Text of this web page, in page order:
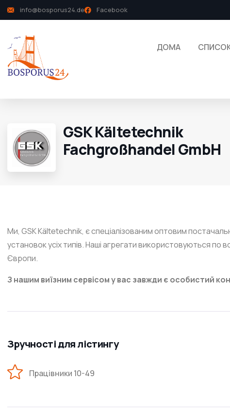
info@bosporus24.de Facebook
ДОМА
GSK Kältetechnik
Fachgroßhandel GmbH
Ми, GSK Kältetechnik, є спеціалізованим оптовим
установок усіх типів. Наші агрегати використовуються по
Європи.
З нашим виїзним сервісом у вас завжди є особистий
Зручності для лістингу
Працівники 10-49